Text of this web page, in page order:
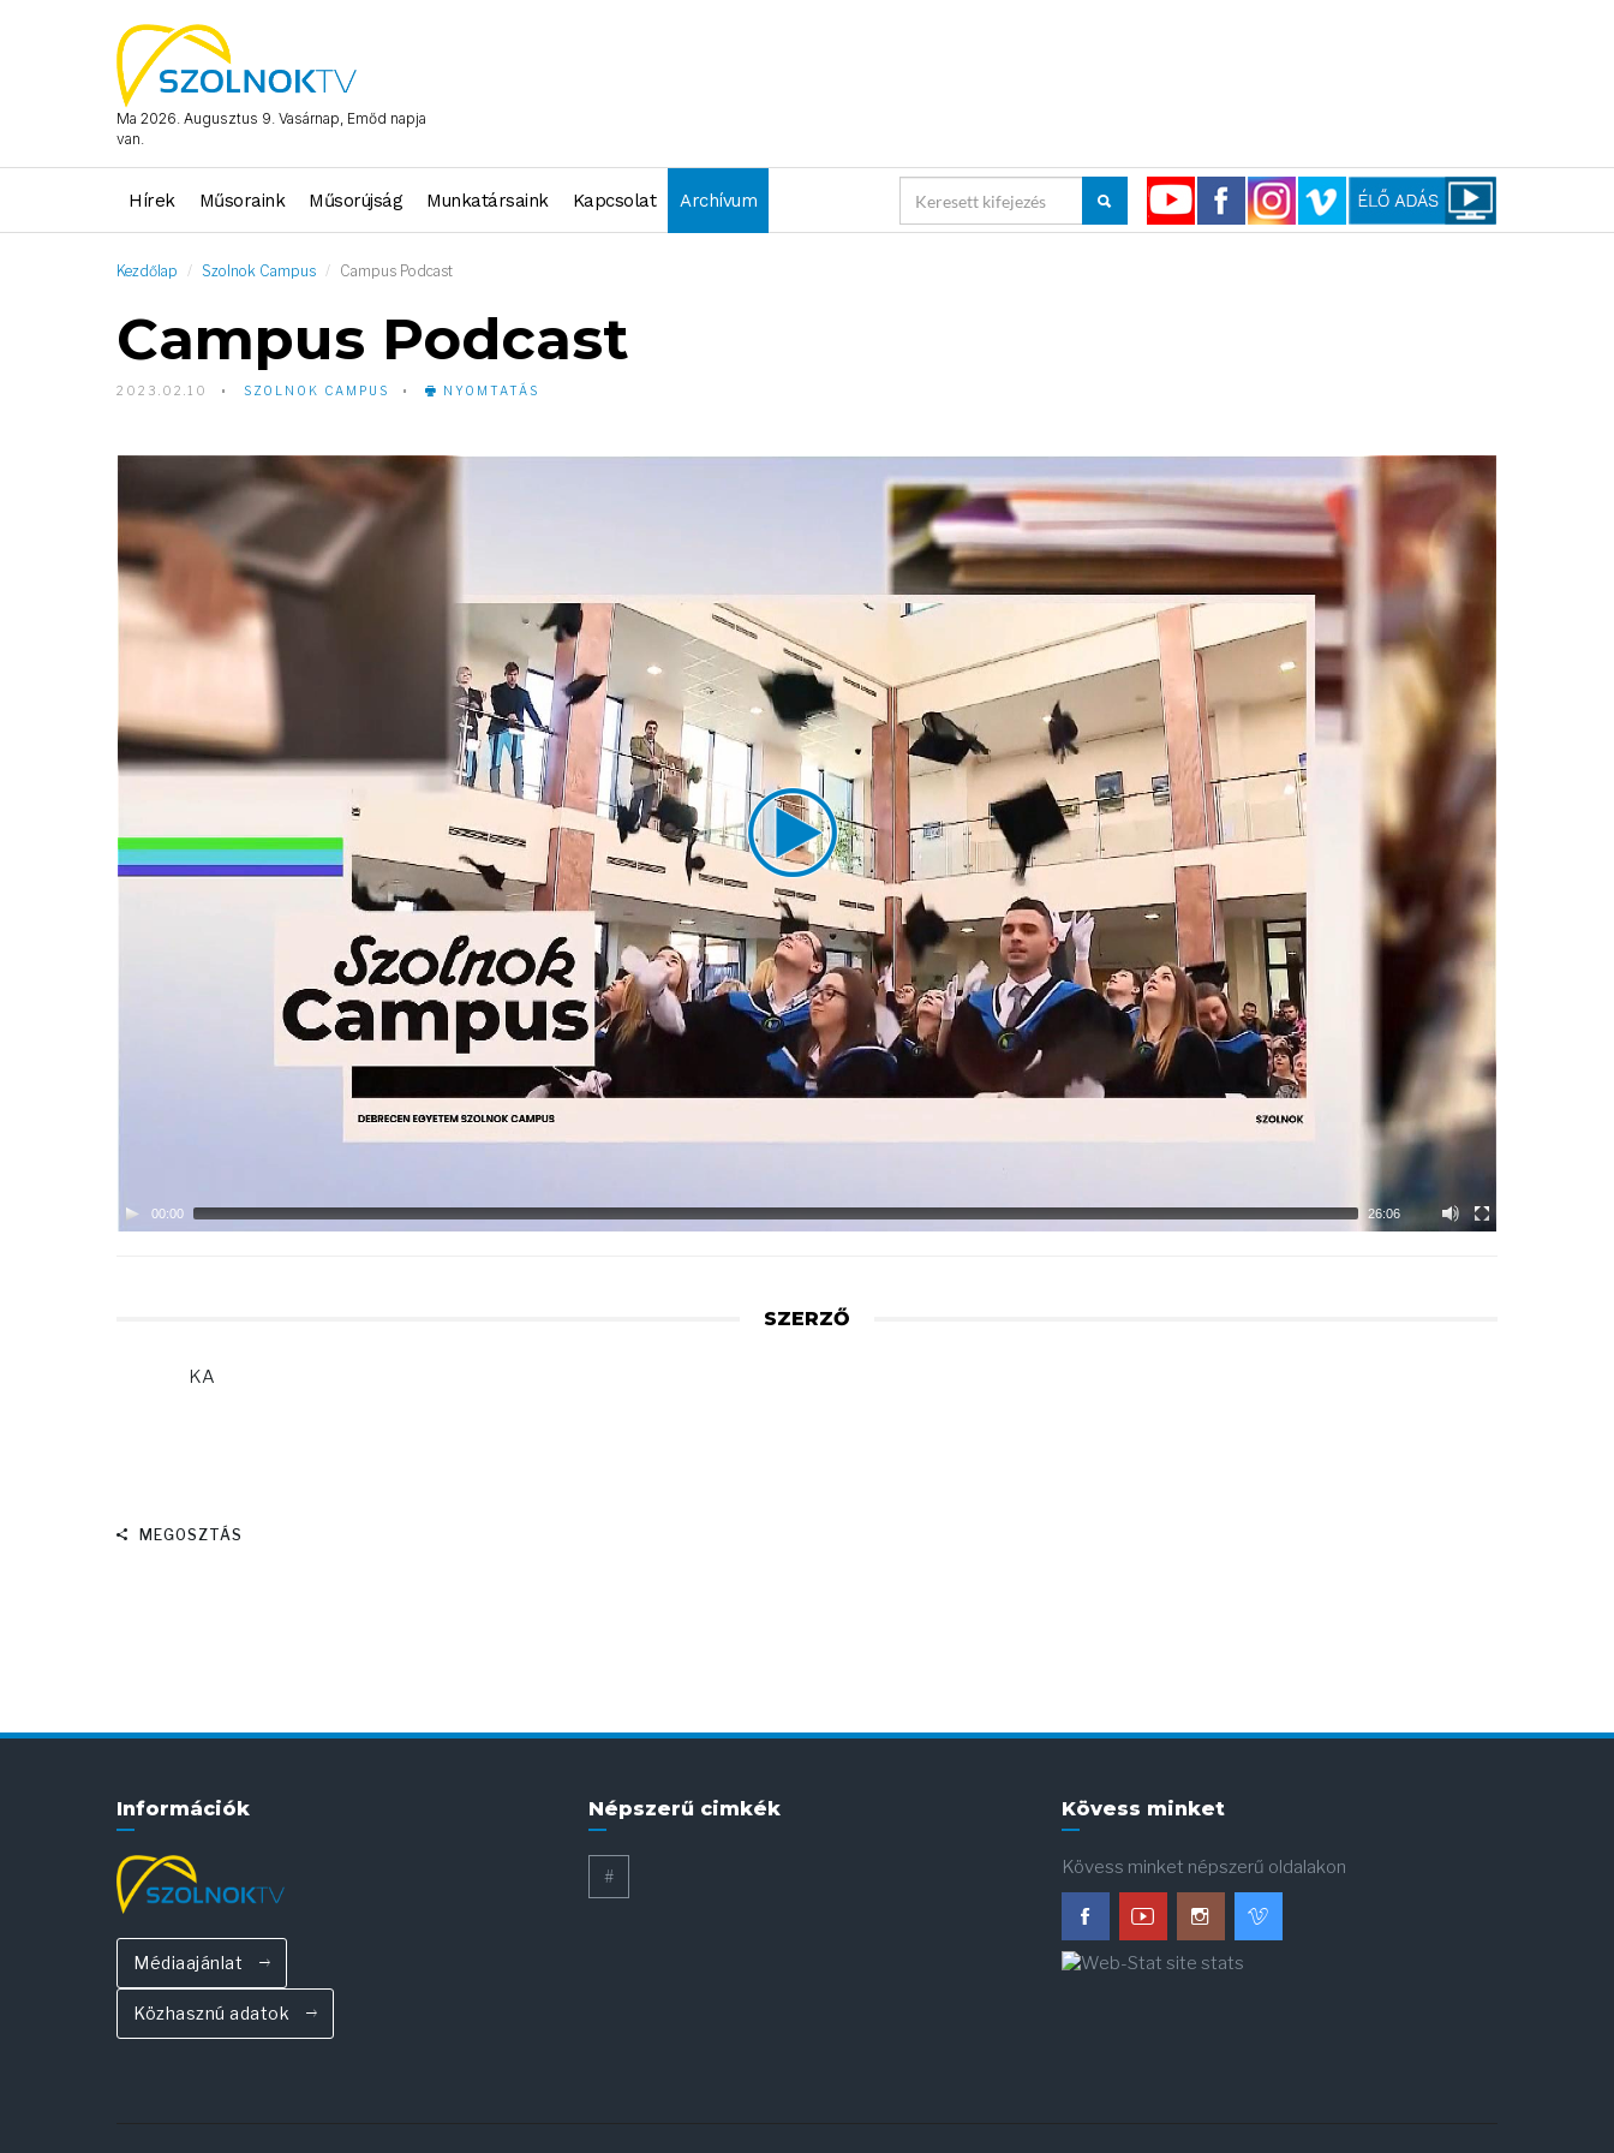
Ma 2026. Augusztus 9. Vasárnap, Emőd napja
van.
Hírek Műsoraink Műsorújság Munkatársaink Kapcsolat Archívum
Kezdőlap Szolnok Campus Campus Podcast
Campus Podcast
2023.02.10 SZOLNOK CAMPUS NYOMTATÁS
00:00 26:06
SZERZŐ
KA
MEGOSZTÁS
Információk
Médiaajánlat
Közhasznú adatok
Népszerű cimkék
#
Kövess minket
Kövess minket népszerű oldalakon